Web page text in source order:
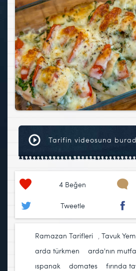
Tarifin videosuna
4 Beğen
Tweetle
Ramazan Tarifleri Tavuk
arda türkmen
arda'nın
ıspanak
domates fırında